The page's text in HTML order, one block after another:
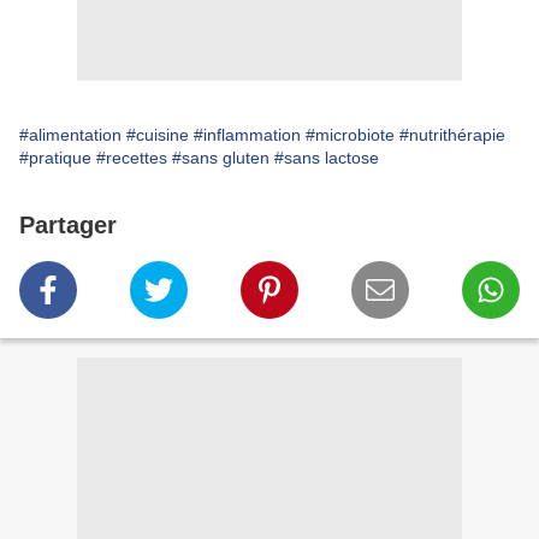
#alimentation #cuisine #inflammation #microbiote #nutrithérapie
#pratique #recettes #sans gluten #sans lactose
Partager